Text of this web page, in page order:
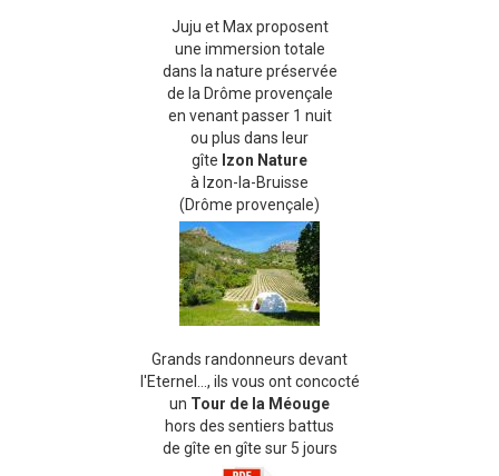
Juju et Max proposent
une immersion totale
dans la nature préservée
de la Drôme provençale
en venant passer 1 nuit
ou plus dans leur
gîte Izon Nature
à Izon-la-Bruisse
(Drôme provençale)
Grands randonneurs devant
l'Eternel..., ils vous ont concocté
un Tour de la Méouge
hors des sentiers battus
de gîte en gîte sur 5 jours